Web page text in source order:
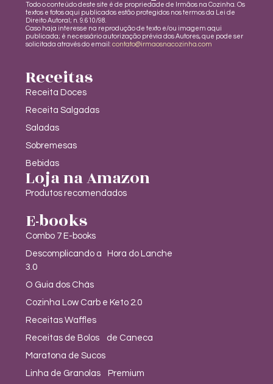
Todo o conteúdo deste site é de propriedade de Irmãos na Cozinha. Os
textos e fotos aqui publicados estão protegidos nos termos da Lei de
Direito Autoral; n. 9.610/98.
Caso haja interesse na reprodução de texto e/ou imagem aqui
publicada; é necessário autorização prévia dos Autores, que pode ser
solicitada através do email: contato@irmaosnacozinha.com
Receitas
Receita Doces
Receita Salgadas
Saladas
Sobremesas
Bebidas
Loja na Amazon
Produtos recomendados
E-books
Combo 7 E-books
Descomplicando a Hora do Lanche
3.0
O Guia dos Chás
Cozinha Low Carb e Keto 2.0
Receitas Waffles
Receitas de Bolos de Caneca
Maratona de Sucos
Linha de Granolas Premium